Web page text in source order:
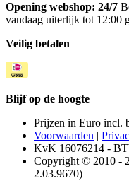
Opening webshop: 24/7
vandaag uiterlijk tot 12:00
Veilig betalen
Blijf op de hoogte
Prijzen in Euro incl.
Voorwaarden |
KvK 16076214 -
Copyright © 2010 -
2.03.9670)